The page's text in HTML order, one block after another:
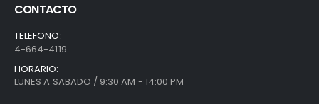
CONTACTO
TELEFONO:
4-664-4119
HORARIO:
LUNES A SABADO / 9:30 AM - 14:00 PM